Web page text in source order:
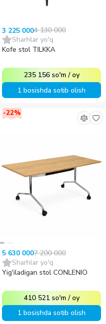
3 225 0004 130 000
Sharhlar yo'q
Kofe stol TILKKA
235 156 so'm /oy
1 bosishda sotib olish
-22%
5 630 0007 200 000
Sharhlar yo'q
Yig'iladigan stol CONLENIO
410 521 so'm /oy
1 bosishda sotib olish